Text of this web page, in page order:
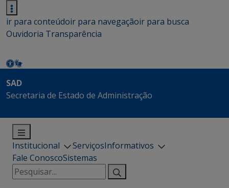
ir para conteúdoir para navegaçãoir para busca
Ouvidoria Transparência
SAD
Secretaria de Estado de Administração
Institucional ServiçosInformativos
Fale ConoscoSistemas
Pesquisar
por: